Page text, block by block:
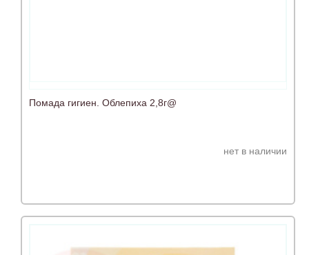
Помада гигиен. Облепиха 2,8г@
нет в наличии